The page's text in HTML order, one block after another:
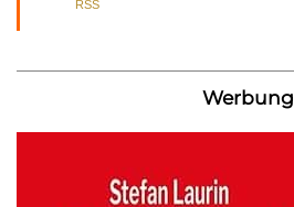
RSS
Werbung